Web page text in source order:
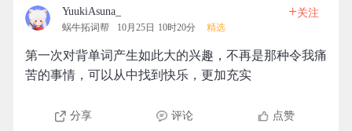
YuukiAsuna_
蜗牛拓词帮 10月25日 10时20分 精选
+关注
第一次对背单词产生如此大的兴趣，不再是那种令我痛
苦的事情，可以从中找到快乐，更加充实
分享 评论 点赞